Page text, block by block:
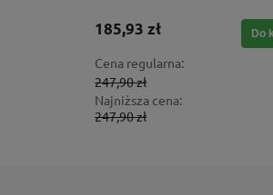
185,93 zł
Cena regularna:
247,90 zł
Najniższa cena:
247,90 zł
Do